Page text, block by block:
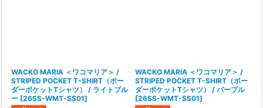
WACKO MARIA ＜ワコマリア＞ /
STRIPED POCKET T-SHIRT（ボー
ダーポケットTシャツ） / ライトブル
ー [26SS-WMT-SS01]
WACKO MARIA ＜ワコマリア＞ /
STRIPED POCKET T-SHIRT（ボー
ダーポケットTシャツ） / パープル
[26SS-WMT-SS01]